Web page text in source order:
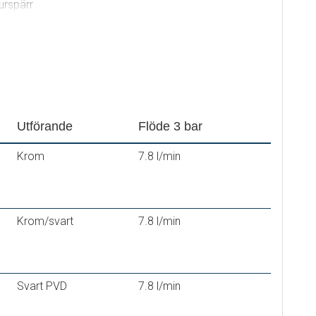
PEX
Utförande Flöde 3 bar
Krom 7.8 l/min
Krom/svart 7.8 l/min
Svart PVD 7.8 l/min